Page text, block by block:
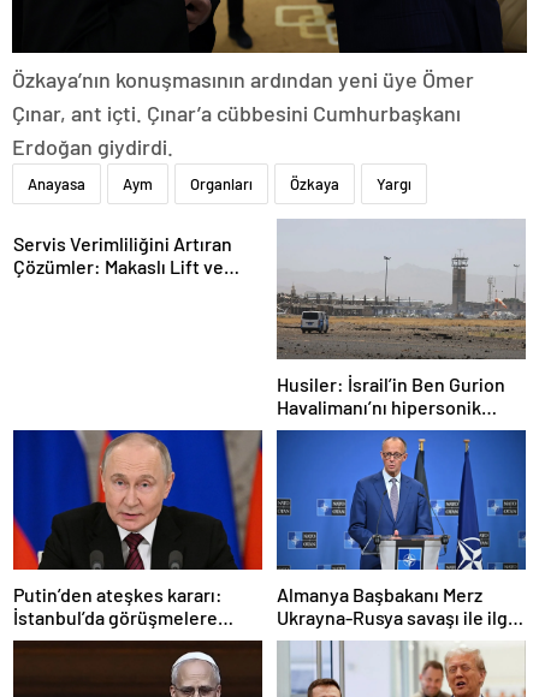
Özkaya’nın konuşmasının ardından yeni üye Ömer
Çınar, ant içti. Çınar’a cübbesini Cumhurbaşkanı
Erdoğan giydirdi.
Anayasa Aym Organları Özkaya Yargı
Servis Verimliliğini Artıran
Çözümler: Makaslı Lift ve
Husiler: İsrail’in Ben Gurion
Havalimanı’nı hipersonik
füzeyle hedef aldık
Putin’den ateşkes kararı:
İstanbul’da görüşmelere
başlamayı öneriyoruz
Almanya Başbakanı Merz
Ukrayna-Rusya savaşı ile ilgili
konuştu: “Top Moskova’nın
sahasında”